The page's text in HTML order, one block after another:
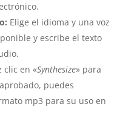
Elige el idioma y una voz
y escribe el texto
clic en «Synthesize» para
puedes
mp3 para su uso en